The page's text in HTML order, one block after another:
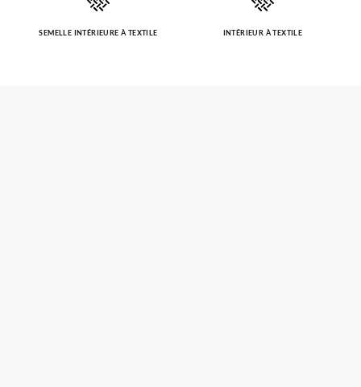
SEMELLE INTÉRIEURE À TEXTILE INTÉRIEUR À TEXTILE